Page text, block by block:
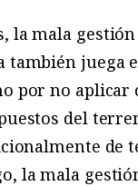
la mala
también juega
por no aplicar
del
de
la mala